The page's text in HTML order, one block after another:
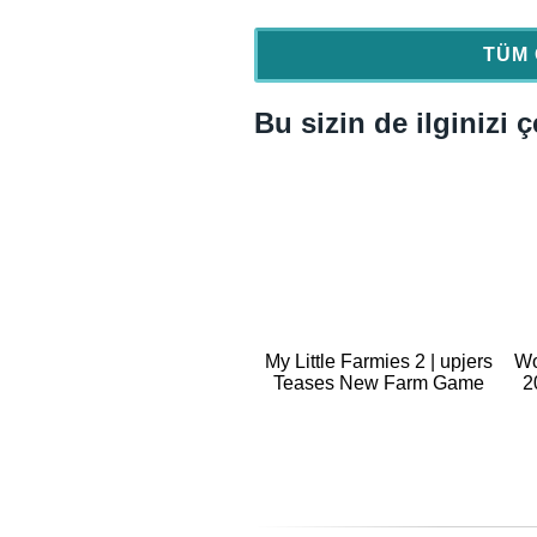
TÜM
Bu sizin de ilginizi
My Little Farmies 2 | upjers
Teases New Farm Game